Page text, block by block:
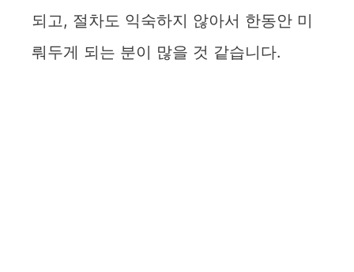
되고, 절차도 익숙하지 않아서 한동안 미
뤄두게 되는 분이 많을 것 같습니다.